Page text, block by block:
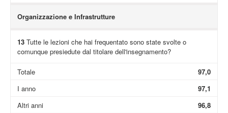
Organizzazione e Infrastrutture
13Tutte le lezioni che hai frequentato sono state svolte o
comunque presiedute dal titolare dell'insegnamento?
Totale
97,0
I anno
97,1
Altri anni
96,8